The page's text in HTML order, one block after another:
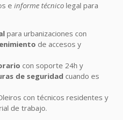
e informe técnico legal para
para urbanizaciones con
de accesos y
con soporte 24h y
de seguridad cuando es
con técnicos residentes y
de trabajo.